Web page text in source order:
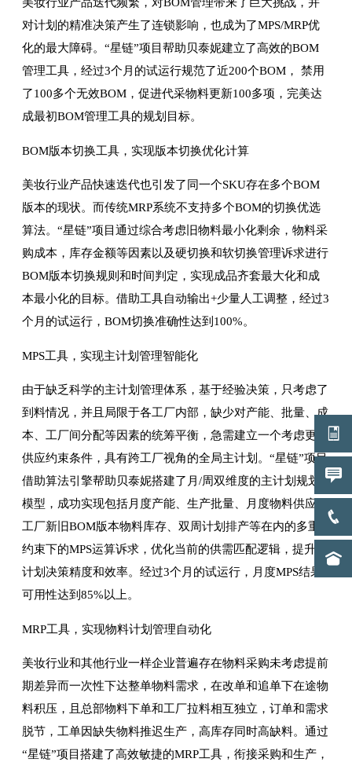
对计划的精准决策产生了连锁影响，也成为了MPS/MRP优
化的最大障碍。“星链”项目帮助贝泰妮建立了高效的BOM
管理工具，经过3个月的试运行规范了近200个BOM， 禁用
了100多个无效BOM，促进代采物料更新100多项，完美达
成最初BOM管理工具的规划目标。
BOM版本切换工具，实现版本切换优化计算
美妆行业产品快速迭代也引发了同一个SKU存在多个BOM
版本的现状。而传统MRP系统不支持多个BOM的切换优选
算法。“星链”项目通过综合考虑旧物料最小化剩余，物料采
购成本，库存金额等因素以及硬切换和软切换管理诉求进行
BOM版本切换规则和时间判定，实现成品齐套最大化和成
本最小化的目标。借助工具自动输出+少量人工调整，经过3
个月的试运行，BOM切换准确性达到100%。
MPS工具，实现主计划管理智能化
由于缺乏科学的主计划管理体系，基于经验决策，只考虑了
到料情况，并且局限于各工厂内部，缺少对产能、批量、成
本、工厂间分配等因素的统筹平衡，急需建立一个考虑更多
供应约束条件，具有跨工厂视角的全局主计划。“星链”项目
借助算法引擎帮助贝泰妮搭建了月/周双维度的主计划规划
模型，成功实现包括月度产能、生产批量、月度物料供应、
工厂新旧BOM版本物料库存、双周计划排产等在内的多重
约束下的MPS运算诉求，优化当前的供需匹配逻辑，提升主
计划决策精度和效率。经过3个月的试运行，月度MPS结果
可用性达到85%以上。
MRP工具，实现物料计划管理自动化
美妆行业和其他行业一样企业普遍存在物料采购未考虑提前
期差异而一次性下达整单物料需求，在改单和追单下在途物
料积压，且总部物料下单和工厂拉料相互独立，订单和需求
脱节，工单因缺失物料推迟生产，高库存同时高缺料。通过
“星链”项目搭建了高效敏捷的MRP工具，衔接采购和生产，